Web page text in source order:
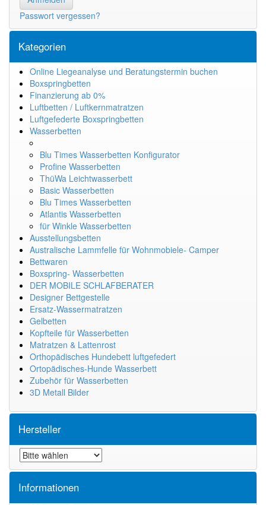
Passwort vergessen?
Kategorien
Online Liegeanalyse und Beratungstermin buchen
Boxspringbetten
Finanzierung ab 0%
Luftbetten / Luftkernmatratzen
Luftgefederte Boxspringbetten
Wasserbetten
Blu Times Wasserbetten Konfigurator
Profine Wasserbetten
ThüWa Leichtwasserbett
Basic Wasserbetten
Blu Times Wasserbetten
Atlantis Wasserbetten
für Winkle Wasserbetten
Ausstellungsbetten
Australische Lammfelle für Wohnmobiele- Camper
Bettwaren
Boxspring- Wasserbetten
DER MOBILE SCHLAFBERATER
Designer Bettgestelle
Ersatz-Wassermatratzen
Gelbetten
Kopfteile für Wasserbetten
Matratzen & Lattenrost
Orthopädisches Hundebett luftgefedert
Ortopädisches-Hunde Wasserbett
Zubehör für Wasserbetten
3D Metall Bilder
Hersteller
Informationen